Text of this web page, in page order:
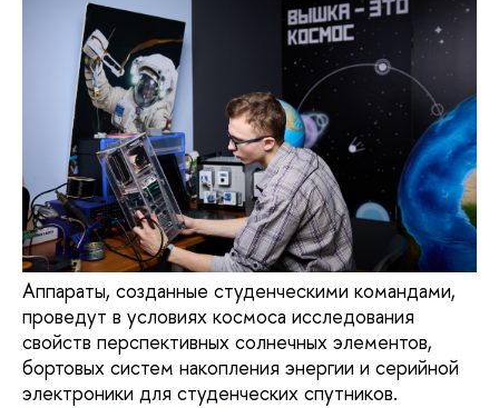
Аппараты, созданные студенческими командами,
проведут в условиях космоса исследования
свойств перспективных солнечных элементов,
бортовых систем накопления энергии и серийной
электроники для студенческих спутников.